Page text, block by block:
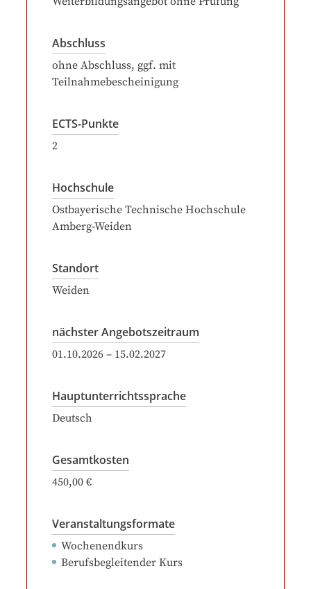
Abschluss
ohne Abschluss, ggf. mit
Teilnahmebescheinigung
ECTS-Punkte
2
Hochschule
Ostbayerische Technische Hochschule
Amberg-Weiden
Standort
Weiden
nächster Angebotszeitraum
01.10.2026 – 15.02.2027
Hauptunterrichtssprache
Deutsch
Gesamtkosten
450,00 €
Veranstaltungsformate
Wochenendkurs
Berufsbegleitender Kurs